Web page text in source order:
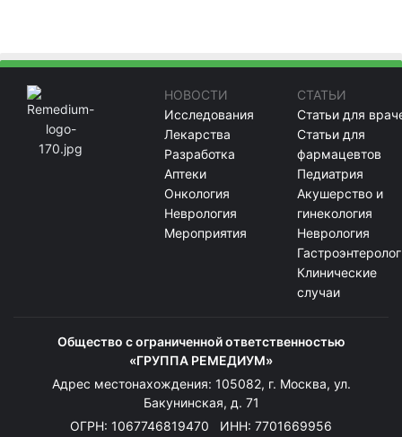
НОВОСТИ
Исследования
Лекарства
Разработка
Аптеки
Онкология
Неврология
Мероприятия
СТАТЬИ
Статьи для
Статьи для
фармацевтов
Педиатрия
Акушерство и
гинекология
Неврология
Клинические
случаи
Общество с ограниченной ответственностью
«ГРУППА РЕМЕДИУМ»
Адрес местонахождения: 105082, г. Москва, ул.
Бакунинская, д. 71
ОГРН: 1067746819470 ИНН: 7701669956